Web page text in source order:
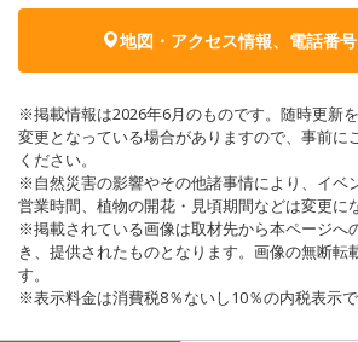
地図・アクセス情報、電話番
※掲載情報は2026年6月のものです。随時更新
変更となっている場合がありますので、事前に
ください。
※自然災害の影響やその他諸事情により、イベ
営業時間、植物の開花・見頃期間などは変更に
※掲載されている画像は取材先から本ページへ
き、提供されたものとなります。画像の無断転
す。
※表示料金は消費税8％ないし10％の内税表示で